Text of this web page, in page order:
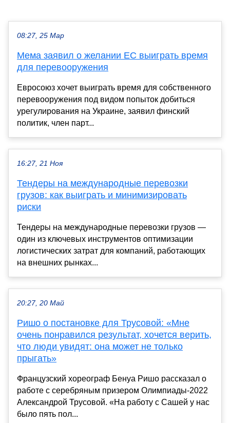
08:27, 25 Мар
Мема заявил о желании ЕС выиграть время
для перевооружения
Евросоюз хочет выиграть время для собственного
перевооружения под видом попыток добиться
урегулирования на Украине, заявил финский
политик, член парт...
16:27, 21 Ноя
Тендеры на международные перевозки
грузов: как выиграть и минимизировать
риски
Тендеры на международные перевозки грузов —
один из ключевых инструментов оптимизации
логистических затрат для компаний, работающих
на внешних рынках...
20:27, 20 Май
Ришо о постановке для Трусовой: «Мне
очень понравился результат, хочется верить,
что люди увидят: она может не только
прыгать»
Французский хореограф Бенуа Ришо рассказал о
работе с серебряным призером Олимпиады-2022
Александрой Трусовой. «На работу с Сашей у нас
было пять пол...